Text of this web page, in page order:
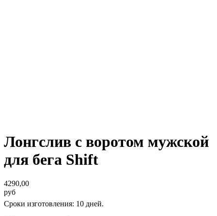
Лонгслив с воротом мужской
для бега Shift
4290,00
руб
Сроки изготовления: 10 дней.